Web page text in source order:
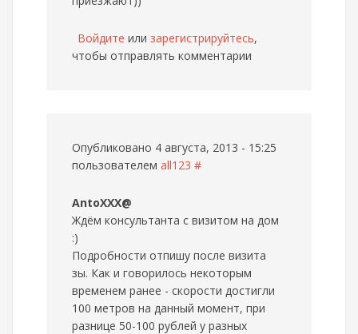
Войдите или зарегистрируйтесь,
чтобы отправлять комментарии
Опубликовано 4 августа, 2013 - 15:25
пользователем all123 #
AntoXXX@
Ждём консультанта с визитом на дом
:)
Подробности отпишу после визита
зы. Как и говорилось некоторым
временем ранее - скорости достигли
100 метров на данный момент, при
разнице 50-100 рублей у разных